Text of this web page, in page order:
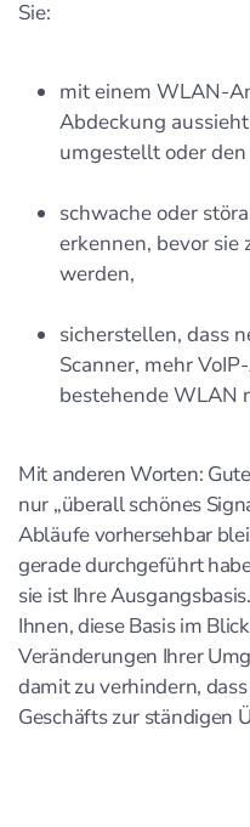
Sie:
mit einem WLAN-
Abdeckung
umgestellt oder
schwache oder
erkennen, bevor
werden,
sicherstellen, dass
Scanner, mehr
bestehende WLAN
Mit anderen Worten:
nur „überall schönes
Abläufe vorhersehbar
gerade durchgeführt
sie ist Ihre
Ihnen, diese Basis im
Veränderungen Ihrer
damit zu verhindern,
Geschäfts zur ständigen